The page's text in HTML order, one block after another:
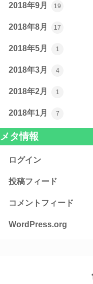
2018年9月 19
2018年8月 17
2018年5月 1
2018年3月 4
2018年2月 1
2018年1月 7
メタ情報
ログイン
投稿フィード
コメントフィード
WordPress.org